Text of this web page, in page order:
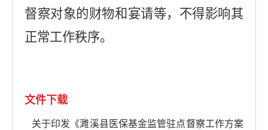
督察对象的财物和宴请等，不得影响其
正常工作秩序。
文件下载
关于印发《濉溪县医保基金监管驻点督察工作方案